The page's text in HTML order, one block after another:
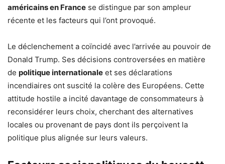
américains en France se distingue par son ampleur
récente et les facteurs qui l’ont provoqué.
Le déclenchement a coïncidé avec l’arrivée au pouvoir de
Donald Trump. Ses décisions controversées en matière
de politique internationale et ses déclarations
incendiaires ont suscité la colère des Européens. Cette
attitude hostile a incité davantage de consommateurs à
reconsidérer leurs choix, cherchant des alternatives
locales ou provenant de pays dont ils perçoivent la
politique plus alignée sur leurs valeurs.